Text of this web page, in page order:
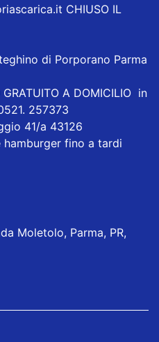
CHIUSO IL
di Porporano Parma
GRATUITO A DOMICILIO in
257373
41/a 43126
fino a tardi
Moletolo, Parma, PR,